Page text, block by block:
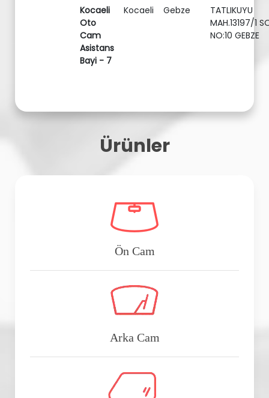
Kocaeli
Oto
Cam
Asistans
Bayi - 7
Kocaeli Gebze
TATLIKUYU
MAH.13197/1
NO:10 GEBZE
Ürünler
Ön Cam
Arka Cam